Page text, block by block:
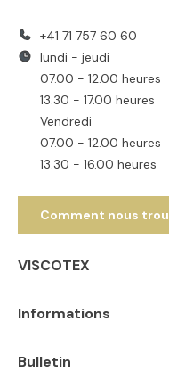
+41 71 757 60 60
lundi - jeudi
07.00 - 12.00 heures
13.30 - 17.00 heures
Vendredi
07.00 - 12.00 heures
13.30 - 16.00 heures
Comment nous
VISCOTEX
Informations
Bulletin